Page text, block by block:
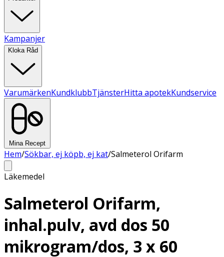
Kampanjer
Kloka Råd
VarumärkenKundklubbTjänsterHitta apotekKundservice
Mina Recept
Hem/Sökbar, ej köpb, ej kat/Salmeterol Orifarm
Läkemedel
Salmeterol Orifarm,
inhal.pulv, avd dos 50
mikrogram/dos, 3 x 60